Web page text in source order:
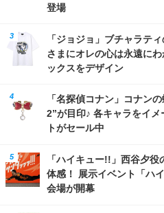
登場
「ジョジョ」ブチャラテ
さまにオレの心は永遠に
ックスをデザイン
「名探偵コナン」コナン
2”が目印♪ 各キャラをイ
トがセール中
「ハイキュー!!」西谷夕
体感！ 展示イベント「ハ
会場が開幕